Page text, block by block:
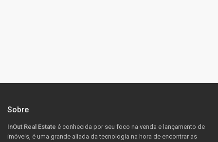
Sobre
InOut Real Estate é conhecida por seu foco na venda e lançamento de
imóveis, é uma grande aliada da tecnologia na hora de encontrar as